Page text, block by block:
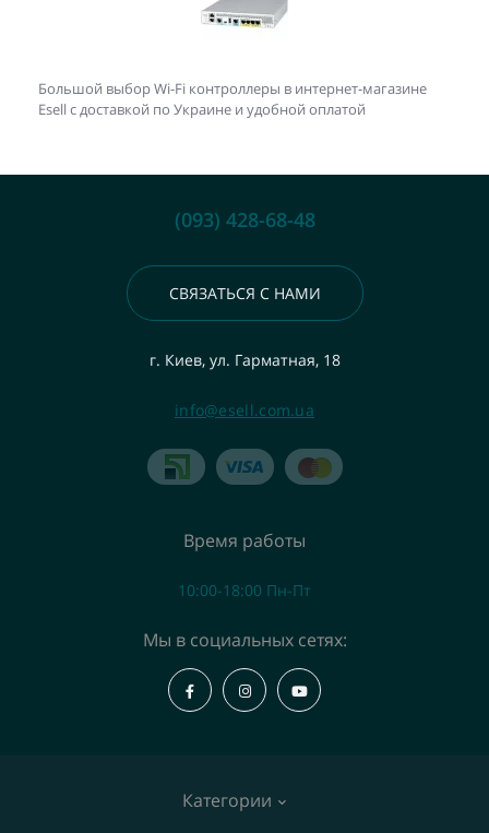
Большой выбор Wi-Fi контроллеры в интернет-магазине
Esell с доставкой по Украине и удобной оплатой
(093) 428-68-48
СВЯЗАТЬСЯ С НАМИ
г. Киев, ул. Гарматная, 18
info@esell.com.ua
Категории
Время работы
10:00-18:00 Пн-Пт
Мы в социальных сетях: